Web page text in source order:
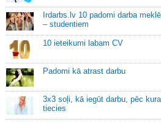
Irdarbs.lv 10 padomi darba
– studentiem
10 ieteikumi labam CV
Padomi kā atrast darbu
3x3 soļi, kā iegūt darbu, pēc
tiecies